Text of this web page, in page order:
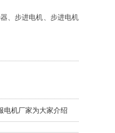
器、步进电机、步进电机
电机厂家为大家介绍